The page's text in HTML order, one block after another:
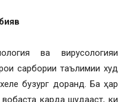
ва вирусологияи
сарбории таълимии худ
бузург доранд. Ба ҳар
карда шудааст, ки